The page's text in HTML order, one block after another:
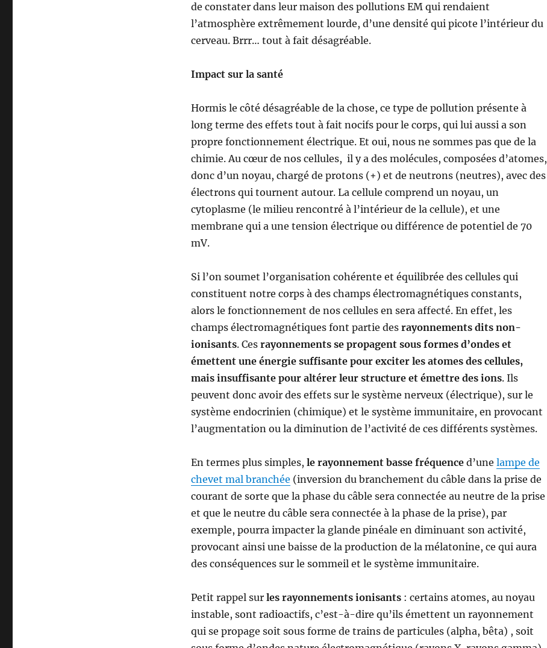
de constater dans leur maison des pollutions EM qui rendaient
l’atmosphère extrêmement lourde, d’une densité qui picote l’intérieur du
cerveau. Brrr… tout à fait désagréable.
Impact sur la santé
Hormis le côté désagréable de la chose, ce type de pollution présente à
long terme des effets tout à fait nocifs pour le corps, qui lui aussi a son
propre fonctionnement électrique. Et oui, nous ne sommes pas que de la
chimie. Au cœur de nos cellules, il y a des molécules, composées d’atomes,
donc d’un noyau, chargé de protons (+) et de neutrons (neutres), avec des
électrons qui tournent autour. La cellule comprend un noyau, un
cytoplasme (le milieu rencontré à l’intérieur de la cellule), et une
membrane qui a une tension électrique ou différence de potentiel de 70
mV.
Si l’on soumet l’organisation cohérente et équilibrée des cellules qui
constituent notre corps à des champs électromagnétiques constants,
alors le fonctionnement de nos cellules en sera affecté. En effet, les
champs électromagnétiques font partie des rayonnements dits non-
ionisants. Ces rayonnements se propagent sous formes d’ondes et
émettent une énergie suffisante pour exciter les atomes des cellules,
mais insuffisante pour altérer leur structure et émettre des ions. Ils
peuvent donc avoir des effets sur le système nerveux (électrique), sur le
système endocrinien (chimique) et le système immunitaire, en provocant
l’augmentation ou la diminution de l’activité de ces différents systèmes.
En termes plus simples, le rayonnement basse fréquenced’une lampe de
chevet mal branchée (inversion du branchement du câble dans la prise de
courant de sorte que la phase du câble sera connectée au neutre de la prise
et que le neutre du câble sera connectée à la phase de la prise), par
exemple, pourra impacter la glande pinéale en diminuant son activité,
provocant ainsi une baisse de la production de la mélatonine, ce qui aura
des conséquences sur le sommeil et le système immunitaire.
Petit rappel sur les rayonnements ionisants: certains atomes, au noyau
instable, sont radioactifs, c’est-à-dire qu’ils émettent un rayonnement
qui se propage soit sous forme de trains de particules (alpha, bêta) , soit